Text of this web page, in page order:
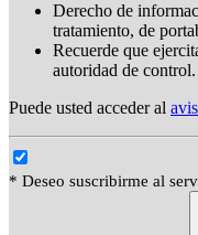
Derecho de
tratamiento, de
Recuerde que
autoridad de control.
Puede usted acceder al
* Deseo suscribirme al